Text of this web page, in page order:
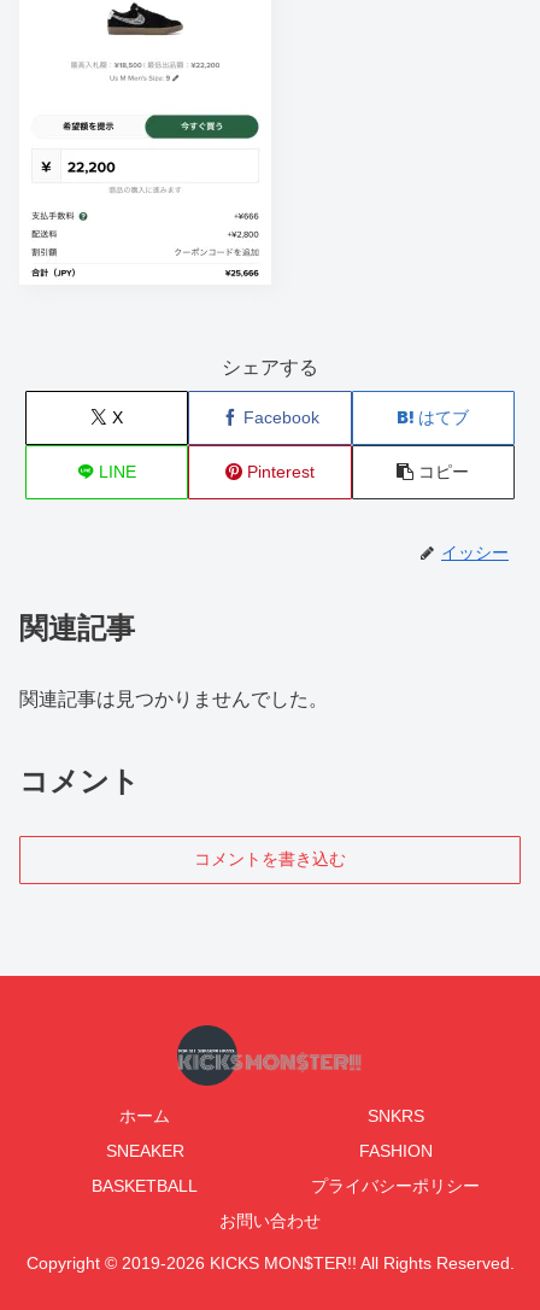
シェアする
X Facebook はてブ
LINE Pinterest コピー
イッシー
関連記事
関連記事は見つかりませんでした。
コメント
コメントを書き込む
ホーム
SNKRS
SNEAKER
FASHION
BASKETBALL
プライバシーポリシー
お問い合わせ
Copyright © 2019-2026 KICKS MON$TER!! All Rights Reserved.